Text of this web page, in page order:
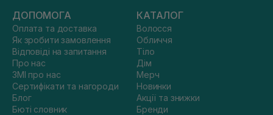
ДОПОМОГА
Оплата та доставка
Як зробити замовлення
Відповіді на запитання
Про нас
ЗМІ про нас
Сертифікати та нагороди
Блог
Бюті словник
КАТАЛОГ
Волосся
Обличчя
Тіло
Дім
Мерч
Новинки
Акції та знижки
Бренди